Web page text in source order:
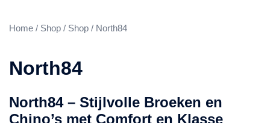
Home / Shop / Shop / North84
North84
North84 – Stijlvolle Broeken en
Chino’s met Comfort en Klasse